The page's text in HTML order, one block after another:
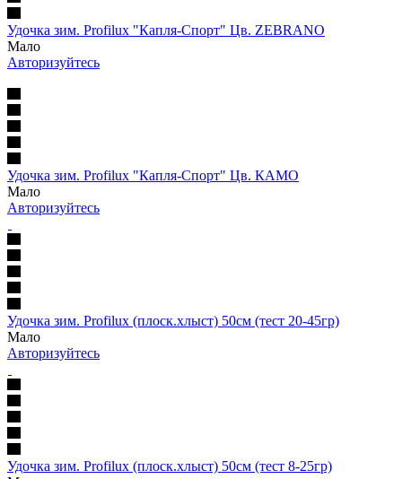
Удочка зим. Profilux "Капля-Спорт" Цв. ZEBRANO
Мало
Авторизуйтесь
Удочка зим. Profilux "Капля-Спорт" Цв. КАМО
Мало
Авторизуйтесь
Удочка зим. Profilux (плоск.хлыст) 50см (тест 20-45гр)
Мало
Авторизуйтесь
Удочка зим. Profilux (плоск.хлыст) 50см (тест 8-25гр)